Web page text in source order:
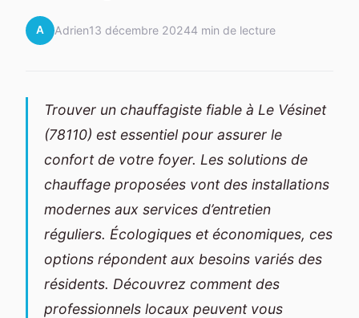
A Adrien13 décembre 20244 min de lecture
Trouver un chauffagiste fiable à Le Vésinet
(78110) est essentiel pour assurer le
confort de votre foyer. Les solutions de
chauffage proposées vont des installations
modernes aux services d’entretien
réguliers. Écologiques et économiques, ces
options répondent aux besoins variés des
résidents. Découvrez comment des
professionnels locaux peuvent vous